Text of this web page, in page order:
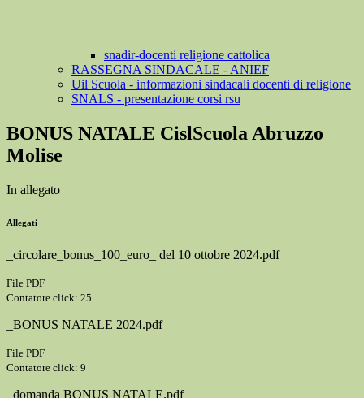
snadir-docenti religione cattolica
RASSEGNA SINDACALE - ANIEF
Uil Scuola - informazioni sindacali docenti di religione
SNALS - presentazione corsi rsu
BONUS NATALE CislScuola Abruzzo
Molise
In allegato
Allegati
_circolare_bonus_100_euro_ del 10 ottobre 2024.pdf
File PDF
Contatore click: 25
_BONUS NATALE 2024.pdf
File PDF
Contatore click: 9
_domanda BONUS NATALE.pdf